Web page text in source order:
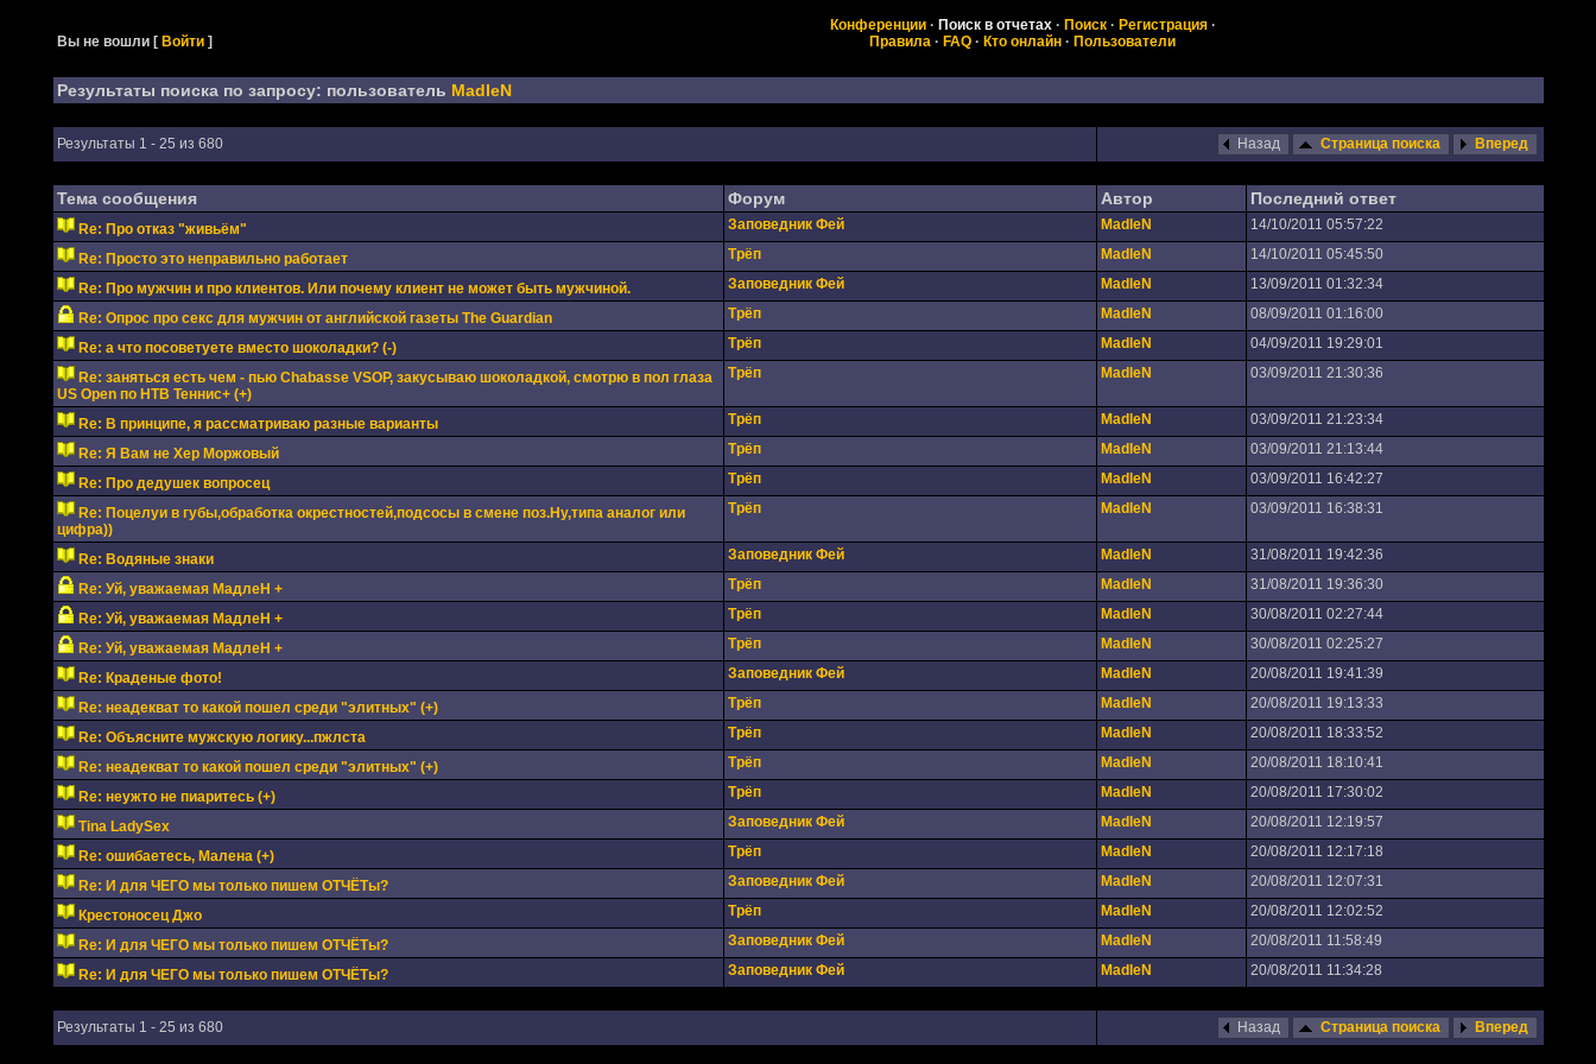
Вы не вошли [Войти ]
Конференции· Поиск в отчетах· Поиск· Регистрация·
Правила · FAQ · Кто онлайн · Пользователи
Результаты поиска по запросу: пользователь MadleN
Результаты 1 - 25 из 680 Назад Страница поиска Вперед
Тема сообщения Форум Автор Последний ответ
Re: Про отказ "живьём" Заповедник Фей MadleN 14/10/2011 05:57:22
Re: Просто это неправильно работает Трёп MadleN 14/10/2011 05:45:50
Re: Про мужчин и про клиентов. Или почему клиент не может быть мужчиной. Заповедник Фей MadleN 13/09/2011 01:32:34
Re: Опрос про секс для мужчин от английской газеты The Guardian Трёп MadleN 08/09/2011 01:16:00
Re: а что посоветуете вместо шоколадки? (-) Трёп MadleN 04/09/2011 19:29:01
Re: заняться есть чем - пью Chabasse VSOP, закусываю шоколадкой, смотрю в пол глаза
US Open по НТВ Теннис+ (+)
Трёп MadleN 03/09/2011 21:30:36
Re: В принципе, я рассматриваю разные варианты Трёп MadleN 03/09/2011 21:23:34
Re: Я Вам не Хер Моржовый Трёп MadleN 03/09/2011 21:13:44
Re: Про дедушек вопросец Трёп MadleN 03/09/2011 16:42:27
Re: Поцелуи в губы,обработка окрестностей,подсосы в смене поз.Ну,типа аналог или
цифра))
Трёп MadleN 03/09/2011 16:38:31
Re: Водяные знаки Заповедник Фей MadleN 31/08/2011 19:42:36
Re: Уй, уважаемая МадлеН + Трёп MadleN 31/08/2011 19:36:30
Re: Уй, уважаемая МадлеН + Трёп MadleN 30/08/2011 02:27:44
Re: Уй, уважаемая МадлеН + Трёп MadleN 30/08/2011 02:25:27
Re: Краденые фото! Заповедник Фей MadleN 20/08/2011 19:41:39
Re: неадекват то какой пошел среди "элитных" (+) Трёп MadleN 20/08/2011 19:13:33
Re: Объясните мужскую логику...пжлста Трёп MadleN 20/08/2011 18:33:52
Re: неадекват то какой пошел среди "элитных" (+) Трёп MadleN 20/08/2011 18:10:41
Re: неужто не пиаритесь (+) Трёп MadleN 20/08/2011 17:30:02
Tina LadySex Заповедник Фей MadleN 20/08/2011 12:19:57
Re: ошибаетесь, Малена (+) Трёп MadleN 20/08/2011 12:17:18
Re: И для ЧЕГО мы только пишем ОТЧЁТы? Заповедник Фей MadleN 20/08/2011 12:07:31
Крестоносец Джо Трёп MadleN 20/08/2011 12:02:52
Re: И для ЧЕГО мы только пишем ОТЧЁТы? Заповедник Фей MadleN 20/08/2011 11:58:49
Re: И для ЧЕГО мы только пишем ОТЧЁТы? Заповедник Фей MadleN 20/08/2011 11:34:28
Результаты 1 - 25 из 680 Назад Страница поиска Вперед